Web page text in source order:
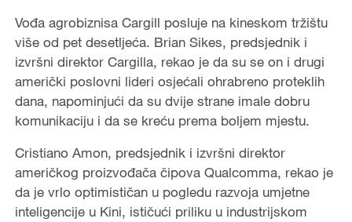
Vođa agrobiznisa Cargill posluje na kineskom tržištu
više od pet desetljeća. Brian Sikes, predsjednik i
izvršni direktor Cargilla, rekao je da su se on i drugi
američki poslovni lideri osjećali ohrabreno proteklih
dana, napominjući da su dvije strane imale dobru
komunikaciju i da se kreću prema boljem mjestu.
Cristiano Amon, predsjednik i izvršni direktor
američkog proizvođača čipova Qualcomma, rekao je
da je vrlo optimističan u pogledu razvoja umjetne
inteligencije u Kini, ističući priliku u industrijskom